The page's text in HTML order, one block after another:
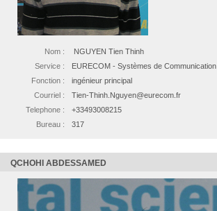
Nom :
NGUYEN Tien Thinh
Service :
EURECOM - Systèmes de Communication
Fonction :
ingénieur principal
Courriel :
Tien-Thinh.Nguyen@eurecom.fr
Telephone :
+33493008215
Bureau :
317
QCHOHI ABDESSAMED